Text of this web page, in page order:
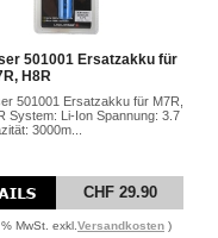
501001 Ersatzakku für
H8R
501001 Ersatzakku für M7R,
System: Li-Ion Spannung: 3.7
3000m...
CHF 29.90
MwSt. exkl. Versandkosten )